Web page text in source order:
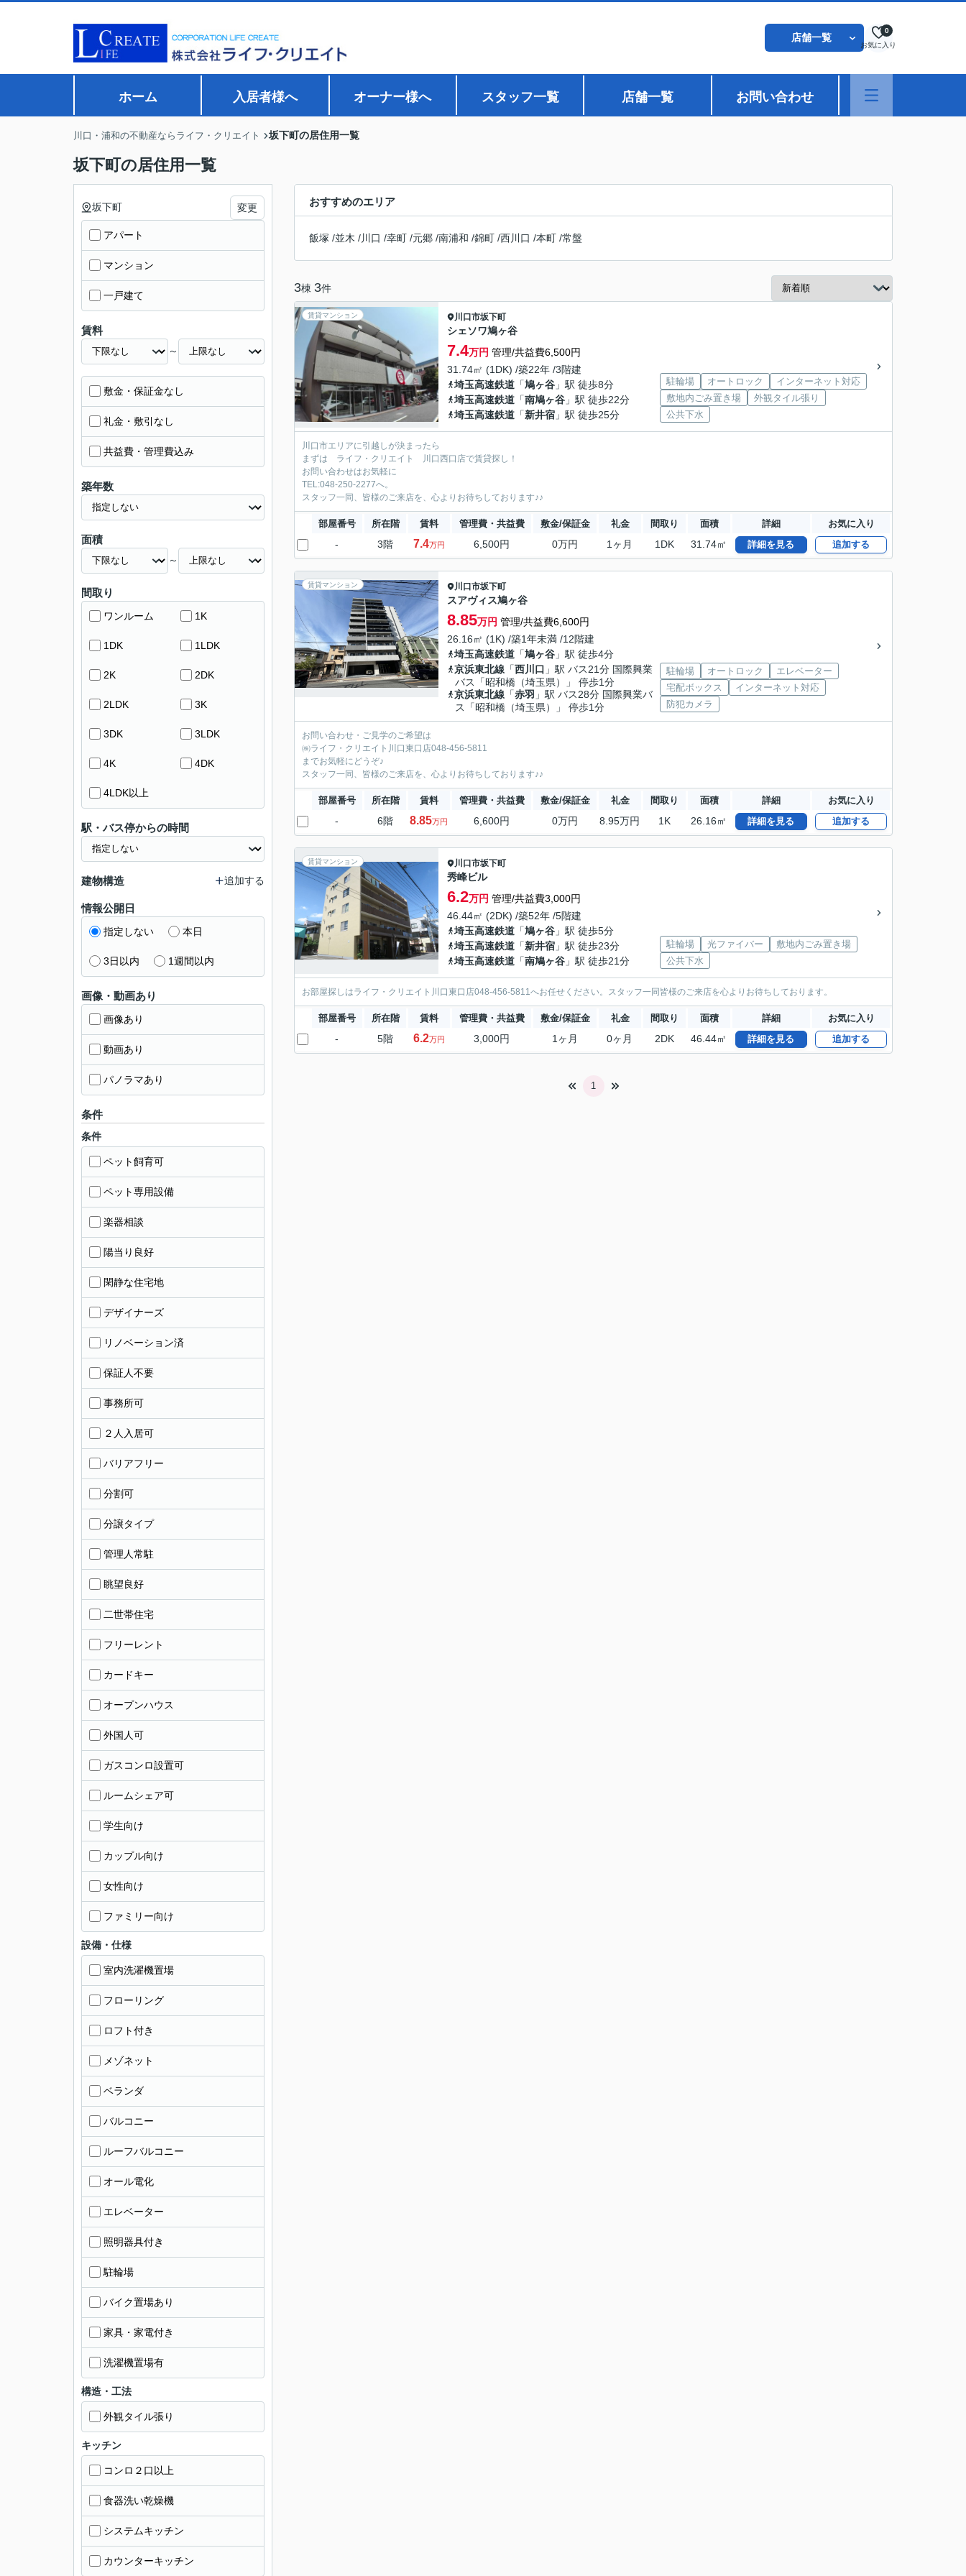
店舗一覧
お気に入り
0
ホーム 入居者様へ オーナー様へ スタッフ一覧 店舗一覧 お問い合わせ
川口・浦和の不動産ならライフ・クリエイト 坂下町の居住用一覧
坂下町の居住用一覧
おすすめのエリア
飯塚 /並木 /川口 /幸町 /元郷 /南浦和 /錦町 /西川口 /本町 /常盤
3棟 3件
賃貸マンション 川口市坂下町
シェソワ鳩ヶ谷
7.4万円 管理/共益費6,500円
31.74㎡ (1DK) /築22年 /3階建
埼玉高速鉄道 「鳩ヶ谷 」駅 徒歩8分
埼玉高速鉄道 「南鳩ヶ谷 」駅 徒歩22分
埼玉高速鉄道 「新井宿 」駅 徒歩25分
駐輪場 オートロック
インターネット対応
敷地内ごみ置き場
外観タイル張り
公共下水
川口市エリアに引越しが決まったら
まずは ライフ・クリエイト 川口西口店で賃貸探し！
お問い合わせはお気軽に
TEL:048-250-2277へ。
スタッフ一同、皆様のご来店を、心よりお待ちしております♪♪
部屋番号 所在階 賃料 管理費・共益費 敷金/保証金 礼金 間取り 面積 詳細 お気に入り
- 3階 7.4万円 6,500円 0万円 1ヶ月 1DK 31.74㎡ 詳細を見る 追加する
賃貸マンション 川口市坂下町
スアヴィス鳩ヶ谷
8.85万円 管理/共益費6,600円
26.16㎡ (1K) /築1年未満 /12階建
埼玉高速鉄道 「鳩ヶ谷 」駅 徒歩4分
京浜東北線 「西川口 」駅 バス21分 国際興業
バス「昭和橋（埼玉県）」 停歩1分
京浜東北線 「赤羽 」駅 バス28分 国際興業バ
ス「昭和橋（埼玉県）」 停歩1分
駐輪場 オートロック
エレベーター
宅配ボックス
インターネット対応
防犯カメラ
お問い合わせ・ご見学のご希望は
㈱ライフ・クリエイト川口東口店048-456-5811
までお気軽にどうぞ♪
スタッフ一同、皆様のご来店を、心よりお待ちしております♪♪
部屋番号 所在階 賃料 管理費・共益費 敷金/保証金 礼金 間取り 面積 詳細 お気に入り
- 6階 8.85万円 6,600円 0万円 8.95万円 1K 26.16㎡ 詳細を見る 追加する
賃貸マンション 川口市坂下町
秀峰ビル
6.2万円 管理/共益費3,000円
46.44㎡ (2DK) /築52年 /5階建
埼玉高速鉄道 「鳩ヶ谷 」駅 徒歩5分
埼玉高速鉄道 「新井宿 」駅 徒歩23分
埼玉高速鉄道 「南鳩ヶ谷 」駅 徒歩21分
駐輪場 光ファイバー
敷地内ごみ置き場
公共下水
お部屋探しはライフ・クリエイト川口東口店048-456-5811へお任せください。スタッフ一同皆様のご来店を心よりお待ちしております。
部屋番号 所在階 賃料 管理費・共益費 敷金/保証金 礼金 間取り 面積 詳細 お気に入り
- 5階 6.2万円 3,000円 1ヶ月 0ヶ月 2DK 46.44㎡ 詳細を見る 追加する
1
坂下町 変更
アパート
マンション
一戸建て
賃料
～
敷金・保証金なし
礼金・敷引なし
共益費・管理費込み
築年数
面積
～
間取り
ワンルーム 1K
1DK 1LDK
2K 2DK
2LDK 3K
3DK 3LDK
4K 4DK
4LDK以上
駅・バス停からの時間
建物構造 追加する
情報公開日
指定しない 本日
3日以内 1週間以内
画像・動画あり
画像あり
動画あり
パノラマあり
条件
条件
ペット飼育可
ペット専用設備
楽器相談
陽当り良好
閑静な住宅地
デザイナーズ
リノベーション済
保証人不要
事務所可
２人入居可
バリアフリー
分割可
分譲タイプ
管理人常駐
眺望良好
二世帯住宅
フリーレント
カードキー
オープンハウス
外国人可
ガスコンロ設置可
ルームシェア可
学生向け
カップル向け
女性向け
ファミリー向け
設備・仕様
室内洗濯機置場
フローリング
ロフト付き
メゾネット
ベランダ
バルコニー
ルーフバルコニー
オール電化
エレベーター
照明器具付き
駐輪場
バイク置場あり
家具・家電付き
洗濯機置場有
構造・工法
外観タイル張り
キッチン
コンロ２口以上
食器洗い乾燥機
システムキッチン
カウンターキッチン